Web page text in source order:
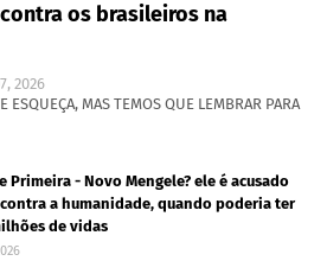
os brasileiros na
2026
ESQUEÇA, MAS TEMOS QUE LEMBRAR PARA
Primeira - Novo Mengele? ele é acusado
a humanidade, quando poderia ter
de vidas